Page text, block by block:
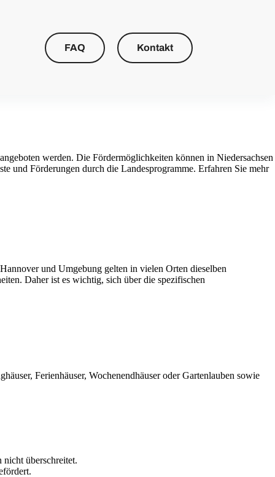
FAQ Kontakt
werden. Die Fördermöglichkeiten können in Niedersachsen
und Förderungen durch die Landesprogramme. Erfahren Sie mehr
und Umgebung gelten in vielen Orten dieselben
Daher ist es wichtig, sich über die spezifischen
Ferienhäuser, Wochenendhäuser oder Gartenlauben sowie
überschreitet.